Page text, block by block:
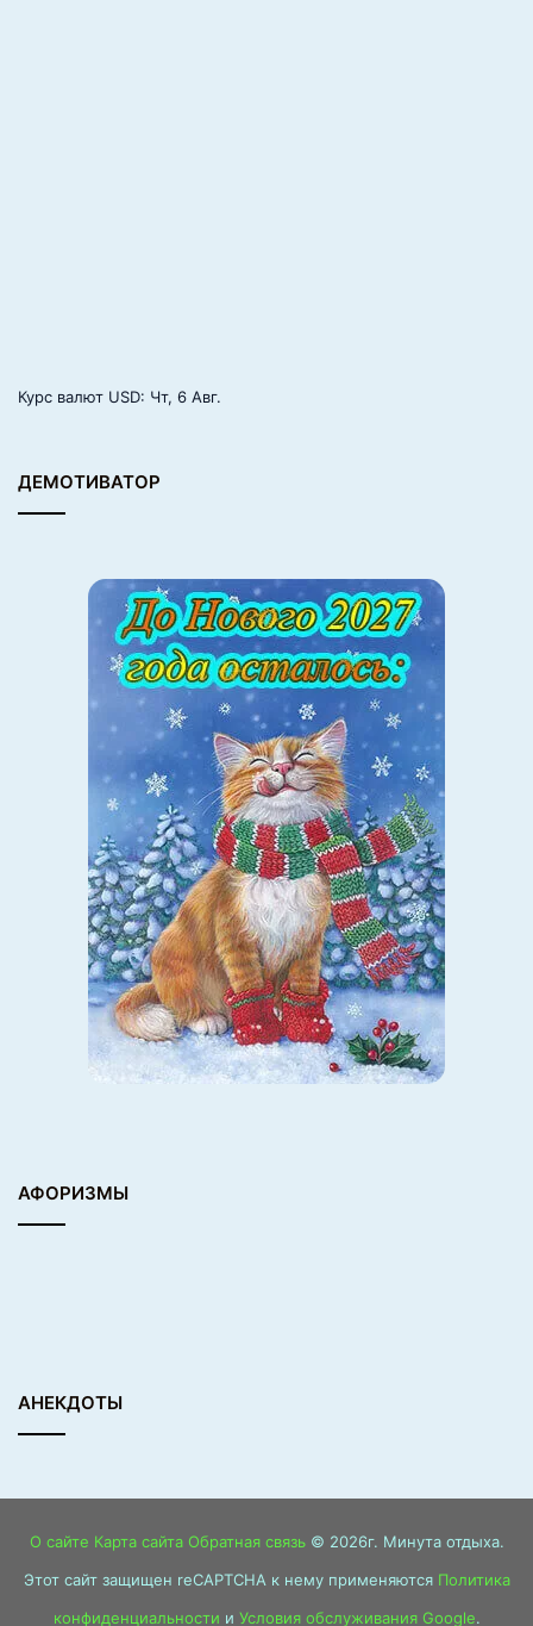
Курс валют USD: Чт, 6 Авг.
ДЕМОТИВАТОР
АФОРИЗМЫ
АНЕКДОТЫ
О сайте Карта сайта Обратная связь© 2026г. Минута отдыха.
Этот сайт защищен reCAPTCHA к нему применяются Политика
конфиденциальности и Условия обслуживания Google.